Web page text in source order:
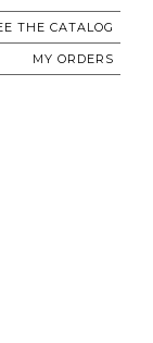
THE CATALOG
MY ORDERS